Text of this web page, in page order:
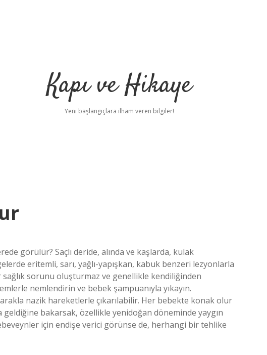
Kapı ve Hikaye
Yeni başlangıçlara ilham veren bilgiler!
görülür? Saçlı deride, alında ve kaşlarda, kulak
eritemli, sarı, yağlı-yapışkan, kabuk benzeri lezyonlarla
sağlık sorunu oluşturmaz ve genellikle kendiliğinden
nemlendirin ve bebek şampuanıyla yıkayın.
nazik hareketlerle çıkarılabilir. Her bebekte konak olur
bakarsak, özellikle yenidoğan döneminde yaygın
için endişe verici görünse de, herhangi bir tehlike